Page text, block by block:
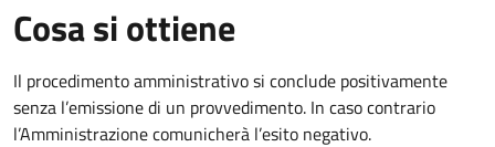
Cosa si ottiene
Il procedimento amministrativo si conclude positivamente
senza l’emissione di un provvedimento. In caso contrario
l’Amministrazione comunicherà l’esito negativo.